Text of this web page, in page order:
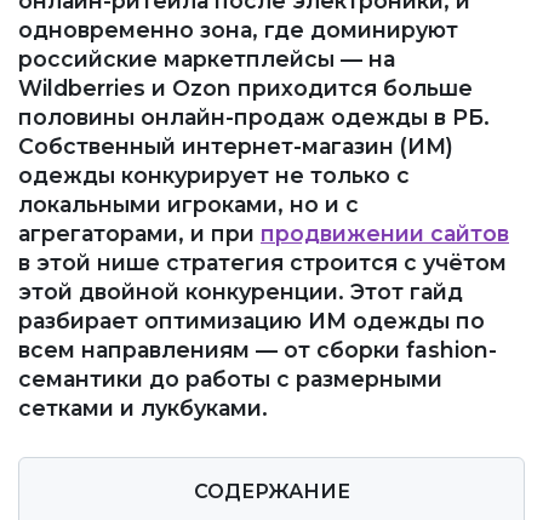
одновременно зона, где доминируют
российские маркетплейсы — на
Wildberries и Ozon приходится больше
половины онлайн-продаж одежды в РБ.
Собственный интернет-магазин (ИМ)
одежды конкурирует не только с
локальными игроками, но и с
агрегаторами, и при продвижении сайтов
в этой нише стратегия строится с учётом
этой двойной конкуренции. Этот гайд
разбирает оптимизацию ИМ одежды по
всем направлениям — от сборки fashion-
семантики до работы с размерными
сетками и лукбуками.
СОДЕРЖАНИЕ